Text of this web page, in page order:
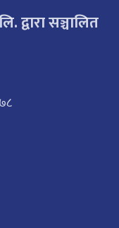
द्वारा सञ्चालित